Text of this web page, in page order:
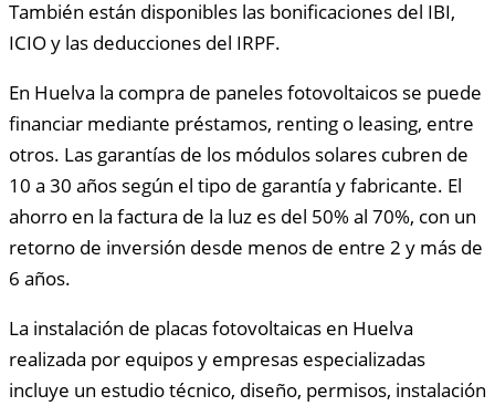
También están disponibles las bonificaciones del IBI,
ICIO y las deducciones del IRPF.
En Huelva la compra de paneles fotovoltaicos se puede
financiar mediante préstamos, renting o leasing, entre
otros. Las garantías de los módulos solares cubren de
10 a 30 años según el tipo de garantía y fabricante. El
ahorro en la factura de la luz es del 50% al 70%, con un
retorno de inversión desde menos de entre 2 y más de
6 años.
La instalación de placas fotovoltaicas en Huelva
realizada por equipos y empresas especializadas
incluye un estudio técnico, diseño, permisos, instalación